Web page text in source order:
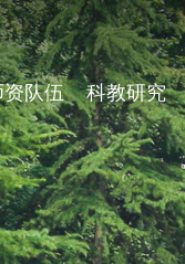
资队伍 科教研究